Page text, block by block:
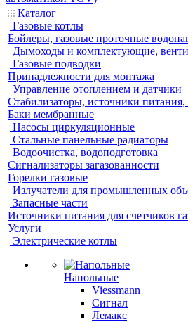
Каталог
Газовые котлы
Бойлеры, газовые проточные
Дымоходы и комплектующие,
Газовые подводки
Принадлежности для монтажа
Управление отоплением и датчики
Стабилизаторы, источники
Баки мембранные
Насосы циркуляционные
Стальные панельные радиаторы
Водоочистка, водоподготовка
Сигнализаторы загазованности
Горелки газовые
Излучатели для промышленных
Запасные части
Источники питания для счетчиков
Услуги
Электрические котлы
Напольные
Viessmann
Сигнал
Лемакс